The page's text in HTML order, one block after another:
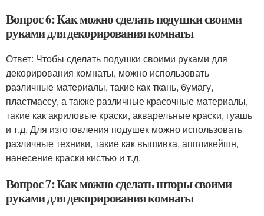
Вопрос 6: Как можно сделать подушки своими
руками для декорирования комнаты
Ответ: Чтобы сделать подушки своими руками для
декорирования комнаты, можно использовать
различные материалы, такие как ткань, бумагу,
пластмассу, а также различные красочные материалы,
такие как акриловые краски, акварельные краски, гуашь
и т.д. Для изготовления подушек можно использовать
различные техники, такие как вышивка, аппликейшн,
нанесение краски кистью и т.д.
Вопрос 7: Как можно сделать шторы своими
руками для декорирования комнаты